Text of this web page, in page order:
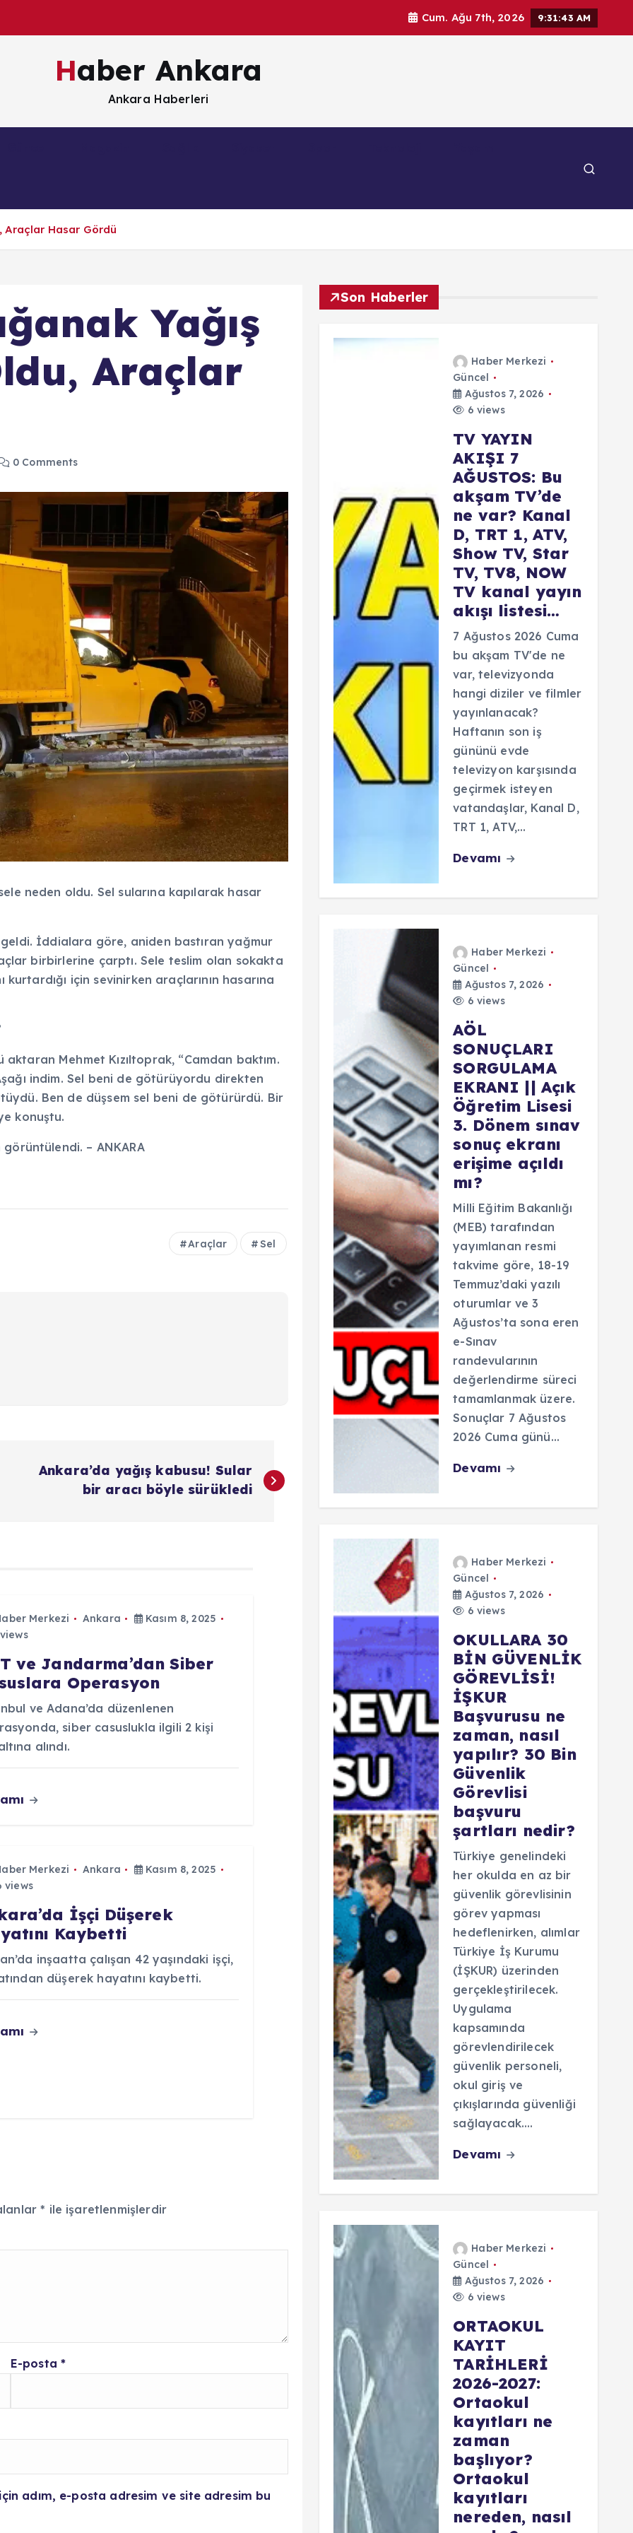
Cum. Ağu 7th, 2026 9:31:44 AM
Haber Ankara
Ankara Haberleri
Araçlar Hasar Gördü
Yağış
Araçlar
0 Comments
neden oldu. Sel sularına kapılarak hasar
geldi. İddialara göre, aniden bastıran yağmur
birbirlerine çarptı. Sele teslim olan sokakta
için sevinirken araçlarının hasarına
Mehmet Kızıltoprak, “Camdan baktım.
indim. Sel beni de götürüyordu direkten
Ben de düşsem sel beni de götürürdü. Bir
konuştu.
– ANKARA
Araçlar Sel
Ankara’da yağış kabusu! Sular
bir aracı böyle sürükledi
Merkezi Ankara
Kasım 8, 2025
ve Jandarma’dan Siber
Operasyon
ve Adana’da düzenlenen
siber casuslukla ilgili 2 kişi
alındı.
Merkezi Ankara
Kasım 8, 2025
views
İşçi Düşerek
Kaybetti
inşaatta çalışan 42 yaşındaki işçi,
düşerek hayatını kaybetti.
* ile işaretlenmişlerdir
E-posta*
adım, e-posta adresim ve site adresim bu
Son Haberler
Haber Merkezi
Güncel
Ağustos 7, 2026
6 views
TV YAYIN
AKIŞI 7
AĞUSTOS: Bu
akşam TV’de
ne var? Kanal
D, TRT 1, ATV,
Show TV, Star
TV, TV8, NOW
TV kanal yayın
akışı listesi…
7 Ağustos 2026 Cuma
bu akşam TV'de ne
var, televizyonda
hangi diziler ve filmler
yayınlanacak?
Haftanın son iş
gününü evde
televizyon karşısında
geçirmek isteyen
vatandaşlar, Kanal D,
TRT 1, ATV,…
Devamı
Haber Merkezi
Güncel
Ağustos 7, 2026
6 views
AÖL
SONUÇLARI
SORGULAMA
EKRANI || Açık
Öğretim Lisesi
3. Dönem sınav
sonuç ekranı
erişime açıldı
mı?
Milli Eğitim Bakanlığı
(MEB) tarafından
yayımlanan resmi
takvime göre, 18-19
Temmuz’daki yazılı
oturumlar ve 3
Ağustos’ta sona eren
e-Sınav
randevularının
değerlendirme süreci
tamamlanmak üzere.
Sonuçlar 7 Ağustos
2026 Cuma günü…
Devamı
Haber Merkezi
Güncel
Ağustos 7, 2026
6 views
OKULLARA 30
BİN GÜVENLİK
GÖREVLİSİ!
İŞKUR
Başvurusu ne
zaman, nasıl
yapılır? 30 Bin
Güvenlik
Görevlisi
başvuru
şartları nedir?
Türkiye genelindeki
her okulda en az bir
güvenlik görevlisinin
görev yapması
hedeflenirken, alımlar
Türkiye İş Kurumu
(İŞKUR) üzerinden
gerçekleştirilecek.
Uygulama
kapsamında
görevlendirilecek
güvenlik personeli,
okul giriş ve
çıkışlarında güvenliği
sağlayacak.…
Devamı
Haber Merkezi
Güncel
Ağustos 7, 2026
6 views
ORTAOKUL
KAYIT
TARİHLERİ
2026-2027:
Ortaokul
kayıtları ne
zaman
başlıyor?
Ortaokul
kayıtları
nereden, nasıl